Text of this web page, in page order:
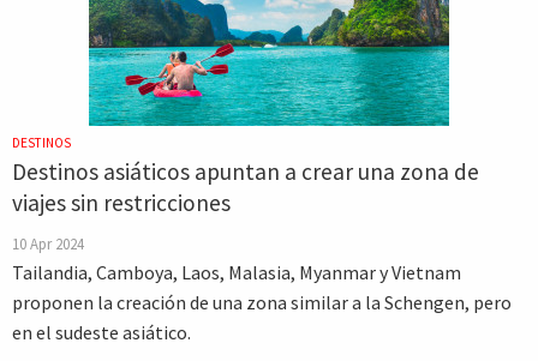
DESTINOS
Destinos asiáticos apuntan a crear una zona de
viajes sin restricciones
10 Apr 2024
Tailandia, Camboya, Laos, Malasia, Myanmar y Vietnam
proponen la creación de una zona similar a la Schengen, pero
en el sudeste asiático.